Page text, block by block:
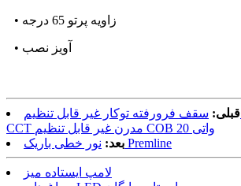
• زاویه پرتو 65 درجه
• آویز نصب
قبلی: سقف فرورفته توکار غیر قابل تنظیم Juno نور پایین LED
CCT مدرن غیر قابل تنظیم COB 20 واتی
بعد: نور خطی باریک Premline
لامپ ایستاده میز